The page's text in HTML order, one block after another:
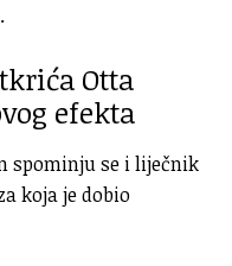
Otta
efekta
spominju se i liječnik
koja je dobio